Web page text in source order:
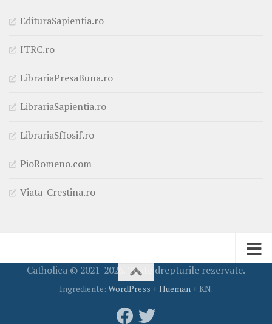
EdituraSapientia.ro
ITRC.ro
LibrariaPresaBuna.ro
LibrariaSapientia.ro
LibrariaSfIosif.ro
PioRomeno.com
Viata-Crestina.ro
Catholica © 2021-2026. Toate drepturile rezervate.
Ingrediente: WordPress +Hueman+ KN.